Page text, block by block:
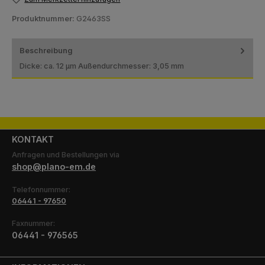
Produktnummer: G2463SS
Beschreibung
Dicke: ca. 12 µm Außendurchmesser: 3,05 mm
KONTAKT
Anfragen und Bestellungen via
shop@plano-em.de
Telefonnummer:
06441 - 97650
Faxnummer:
06441 - 976565